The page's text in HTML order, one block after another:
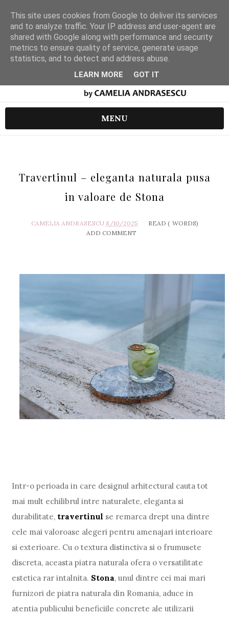
MENU
Travertinul – eleganta naturala pusa
in valoare de Stona
CAMELIA ANDRASESCU 8/10/2025 READ ( WORDS)
ADD COMMENT
Intr-o perioada in care designul arhitectural cauta tot
mai mult echilibrul intre naturalete, eleganta si
durabilitate, travertinul se remarca drept una dintre
cele mai valoroase alegeri pentru amenajari interioare
si exterioare. Cu o textura distinctiva si o frumusete
discreta, aceasta piatra naturala ofera o versatilitate
estetica rar intalnita. Stona, unul dintre cei mai mari
furnizori de piatra naturala din Romania, aduce in
atentia publicului beneficiile concrete ale utilizarii
This site uses cookies from Google to deliver its services
and to analyze traffic. Your IP address and user-agent are
shared with Google along with performance and security
metrics to ensure quality of service, generate usage
statistics, and to detect and address abuse.
LEARN MORE GOT IT